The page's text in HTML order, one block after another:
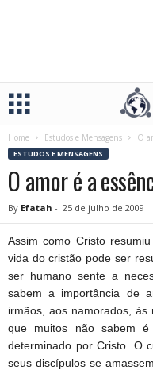
Home Estudos e Mensagens O
ESTUDOS E MENSAGENS
O amor é a
By Efatah - 25 de julho de 2009
Assim como Cristo
vida do cristão pode ser
ser humano sente a
sabem a importância de
irmãos, aos namorados,
que muitos não sabem
determinado por Cristo. O
seus discípulos se